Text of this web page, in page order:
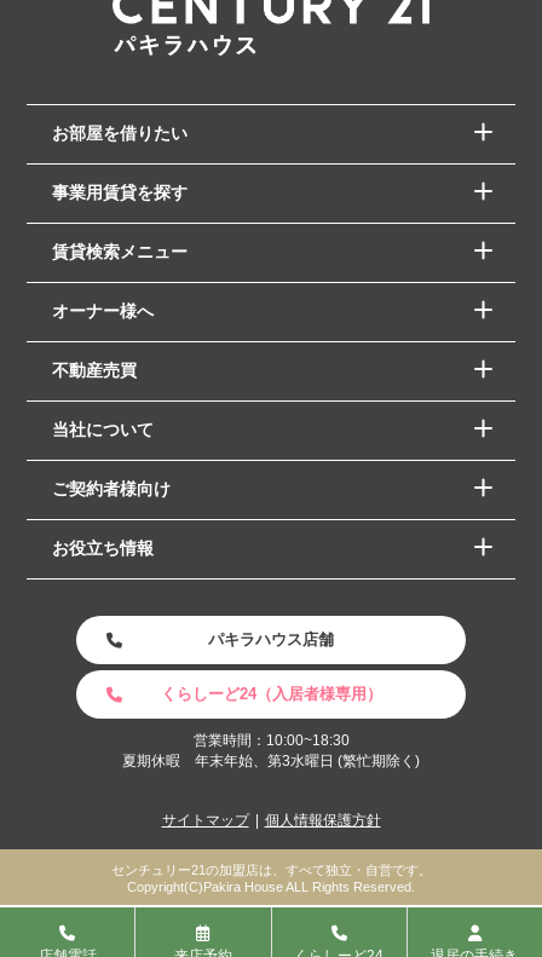
お部屋を借りたい
事業用賃貸を探す
賃貸検索メニュー
オーナー様へ
不動産売買
当社について
ご契約者様向け
お役立ち情報
パキラハウス店舗
くらしーど24（入居者様専用）
営業時間：10:00~18:30
夏期休暇 年末年始、第3水曜日 (繁忙期除く)
サイトマップ 個人情報保護方針
センチュリー21の加盟店は、すべて独立・自営です。
Copyright(C)Pakira House ALL Rights Reserved.